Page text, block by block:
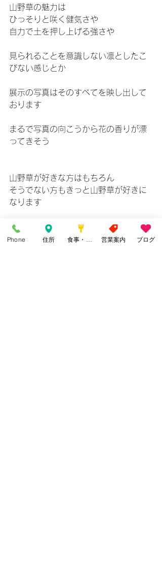
山野草の魅力は
ひっそりと咲く健気さや
自力で土を押し上げる強さや
見られることを意識しない凛としたこ
びない感じとか
展示の写真はそのすべてを映し出して
おります
まるで写真の向こうから花の香りが漂
ってきそう
山野草が好きな方はもちろん
そうでない方もきっと山野草が好きに
なります
Phone 住所 営業案内 ブログ